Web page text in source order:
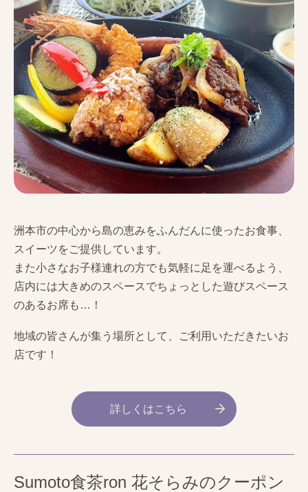
洲本市の中心から島の恵みをふんだんに使ったお食事、
スイーツをご提供しています。
また小さなお子様連れの方でも気軽に足を運べるよう、
店内には大きめのスペースでちょっとした遊びスペース
のあるお席も…！
地域の皆さんが集う場所として、ご利用いただきたいお
店です！
詳しくはこちら
Sumoto食茶ron 花そらみのクーポン